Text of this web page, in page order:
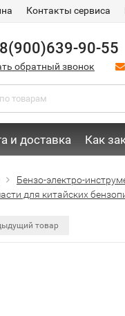
Контакты сервиса
8(900)639-90-55
обратный звонок
и доставка Как
Бензо-электро-
для китайских
товар